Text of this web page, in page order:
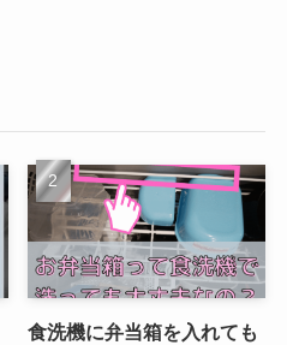
食洗機に弁当箱を入れても